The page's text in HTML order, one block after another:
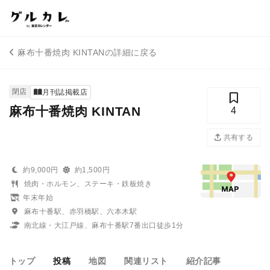
麻布十番焼肉 KINTANの詳細に戻る
閉店 月刊誌掲載店
麻布十番焼肉 KINTAN 4
共有する
約9,000円
約1,500円
焼肉・ホルモン、ステーキ・鉄板焼き
年末年始
麻布十番駅、赤羽橋駅、六本木駅
南北線・大江戸線、麻布十番駅7番出口徒歩1分
トップ 投稿 地図 関連リスト 紹介記事